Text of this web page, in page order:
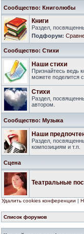
Сообщество: Книголюбы
Книги
Раздел,
Подфорум:
Сообщество: Стихи
Наши стихи
Признайтесь ведь
можете поделится
Стихи
Раздел,
автором.
Сообщество: Музыка
Наши
Раздел,
композициям и т.п.
Сцена
Театральные
Удалить cookies конференции |
Список форумов